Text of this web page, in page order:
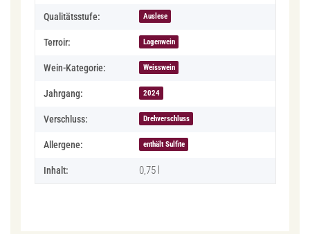
Qualitätsstufe: Auslese
Terroir: Lagenwein
Wein-Kategorie: Weisswein
Jahrgang: 2024
Verschluss: Drehverschluss
Allergene: enthält Sulfite
Inhalt: 0,75 l